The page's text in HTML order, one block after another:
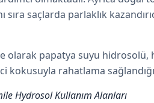
sıra saçlarda parlaklık
olarak papatya suyu
kokusuyla rahatlama
Hydrosol Kullanım Alanları